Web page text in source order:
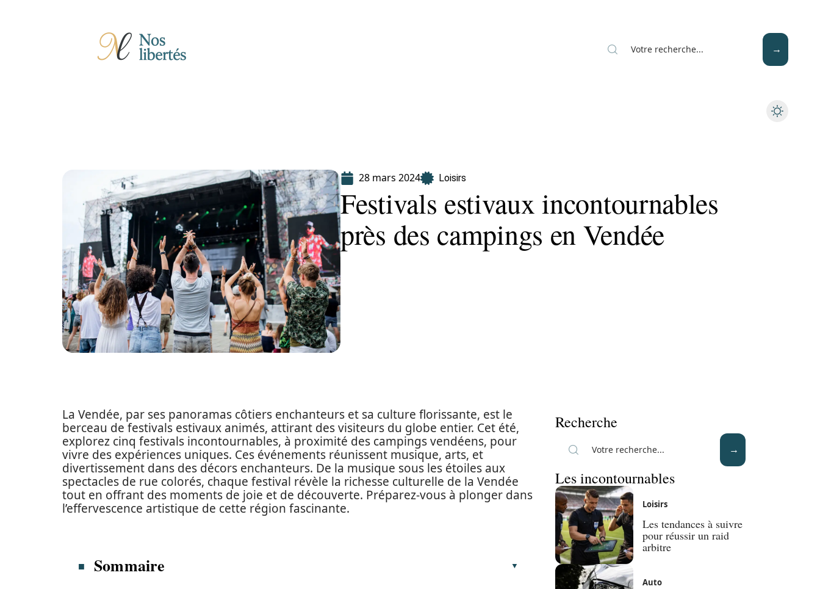
28 mars 2024 Loisirs
Festivals estivaux incontournables
près des campings en Vendée
La Vendée, par ses panoramas côtiers enchanteurs et sa culture florissante, est le
berceau de festivals estivaux animés, attirant des visiteurs du globe entier. Cet été,
explorez cinq festivals incontournables, à proximité des campings vendéens, pour
vivre des expériences uniques. Ces événements réunissent musique, arts, et
divertissement dans des décors enchanteurs. De la musique sous les étoiles aux
spectacles de rue colorés, chaque festival révèle la richesse culturelle de la Vendée
tout en offrant des moments de joie et de découverte. Préparez-vous à plonger dans
l’effervescence artistique de cette région fascinante.
Sommaire
Recherche
Les incontournables
Loisirs
Les tendances à suivre
pour réussir un raid
arbitre
Auto